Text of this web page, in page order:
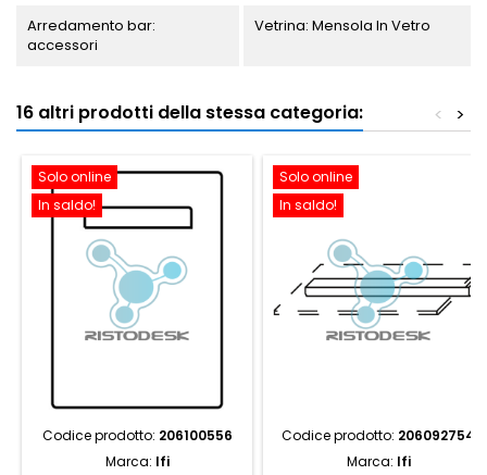
Arredamento bar:
accessori
Vetrina: Mensola In Vetro
16 altri prodotti della stessa categoria: >
<
Solo online
In saldo!
Codice prodotto: 206100556
Marca: Ifi
Solo online
In saldo!
Codice prodotto: 206092754
Marca: Ifi